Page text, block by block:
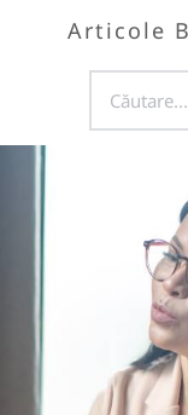
Articole